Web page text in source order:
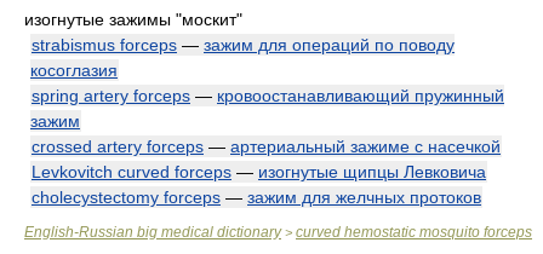
изогнутые зажимы "москит"
strabismus forceps — зажим для операций по поводу
косоглазия
spring artery forceps — кровоостанавливающий пружинный
зажим
crossed artery forceps — артериальный зажиме с насечкой
Levkovitch curved forceps — изогнутые щипцы Левковича
cholecystectomy forceps — зажим для желчных протоков
English-Russian big medical dictionary> curved hemostatic mosquito forceps